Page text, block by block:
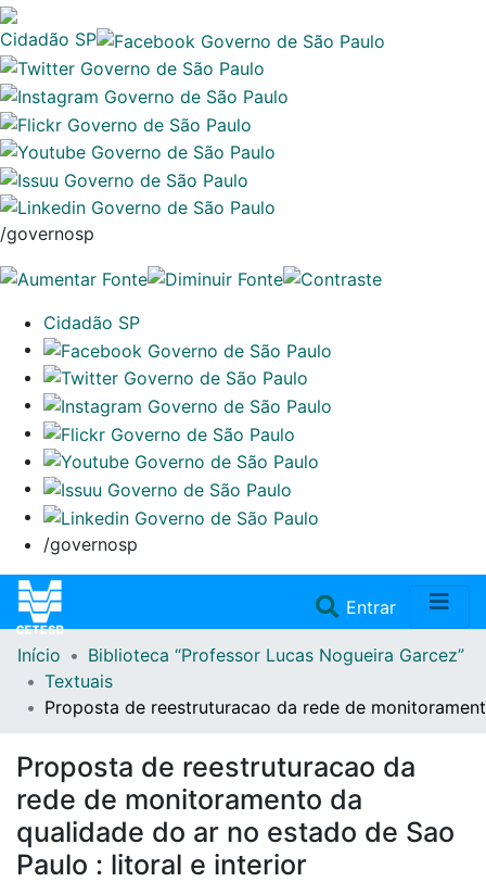
Cidadão SP
/governosp
Cidadão SP
/governosp
Entrar(current)
Home
Repositório
Doações/Aquisições
Início
Biblioteca “Professor Lucas Nogueira Garcez”
Textuais
Proposta de reestruturacao da rede de
Proposta de reestruturacao da
rede de monitoramento da
qualidade do ar no estado de Sao
Paulo : litoral e interior